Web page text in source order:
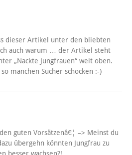
dieser Artikel unter den bliebten
auch warum … der Artikel steht
„Nackte Jungfrauen“ weit oben.
manchen Sucher schocken :-)
guten Vorsätzenâ€¦ –> Meinst du
übergehn könnten Jungfrau zu